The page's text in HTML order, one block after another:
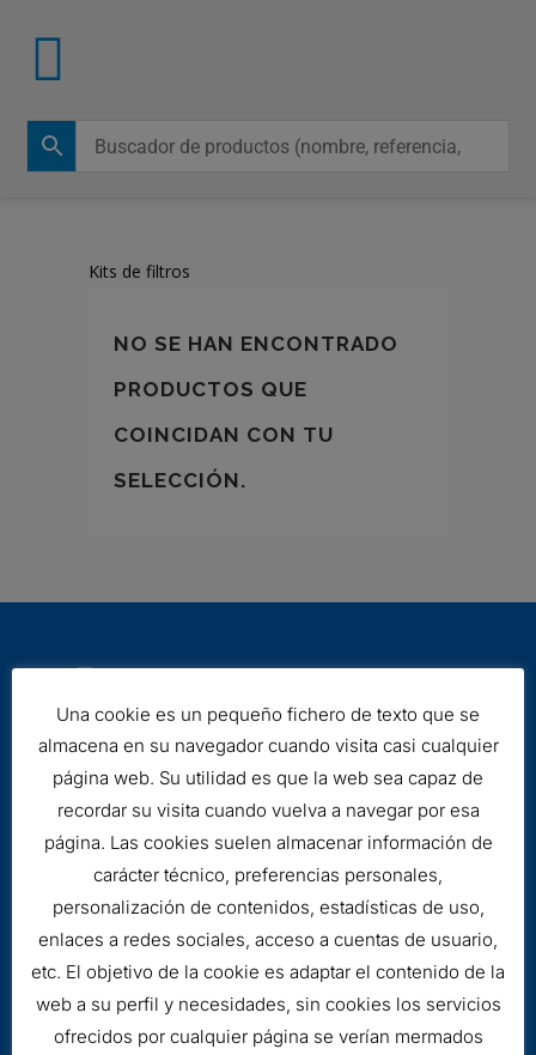
Kits de filtros
NO SE HAN ENCONTRADO
PRODUCTOS QUE
COINCIDAN CON TU
SELECCIÓN.
Aviso legal
Cookies
Una cookie es un pequeño fichero de texto que se
almacena en su navegador cuando visita casi cualquier
página web. Su utilidad es que la web sea capaz de
recordar su visita cuando vuelva a navegar por esa
página. Las cookies suelen almacenar información de
carácter técnico, preferencias personales,
personalización de contenidos, estadísticas de uso,
enlaces a redes sociales, acceso a cuentas de usuario,
etc. El objetivo de la cookie es adaptar el contenido de la
web a su perfil y necesidades, sin cookies los servicios
ofrecidos por cualquier página se verían mermados